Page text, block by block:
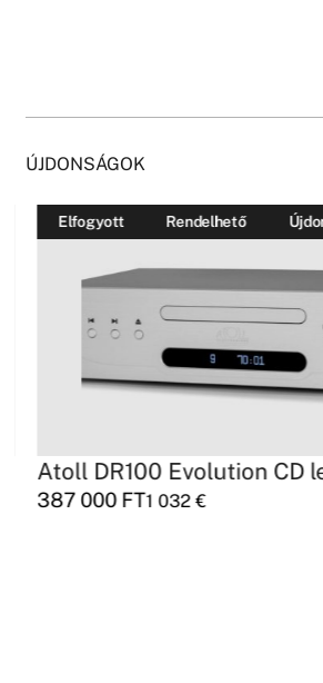
ÚJDONSÁGOK
Elfogyott Rendelhető
Atoll DR100 Evolution CD
387 000FT1 032€